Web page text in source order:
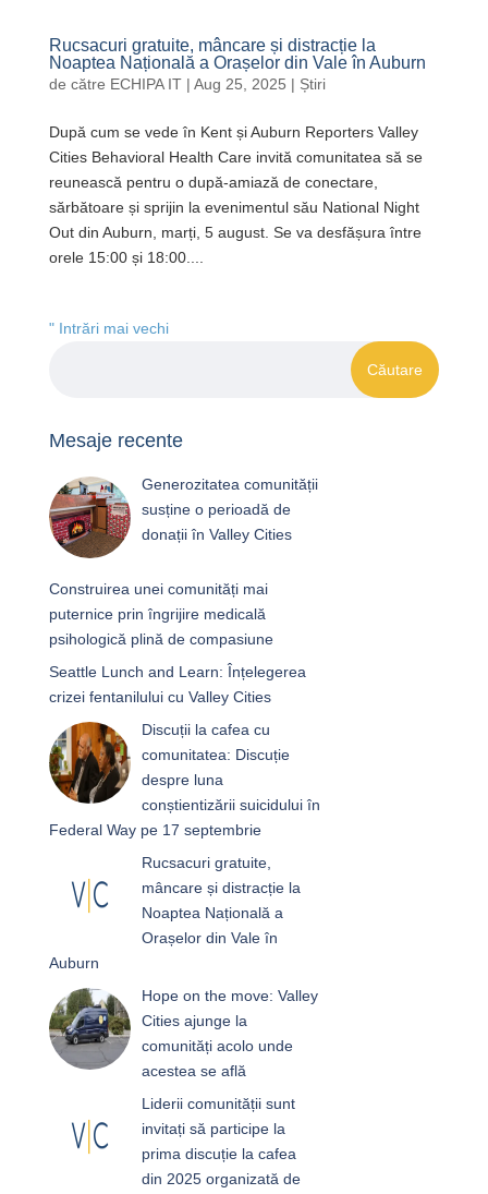
Rucsacuri gratuite, mâncare și distracție la
Noaptea Națională a Orașelor din Vale în Auburn
de către ECHIPA IT| Aug 25, 2025 | Știri
După cum se vede în Kent și Auburn Reporters Valley
Cities Behavioral Health Care invită comunitatea să se
reunească pentru o după-amiază de conectare,
sărbătoare și sprijin la evenimentul său National Night
Out din Auburn, marți, 5 august. Se va desfășura între
orele 15:00 și 18:00....
" Intrări mai vechi
Mesaje recente
Generozitatea comunității
susține o perioadă de
donații în Valley Cities
Construirea unei comunități mai
puternice prin îngrijire medicală
psihologică plină de compasiune
Seattle Lunch and Learn: Înțelegerea
crizei fentanilului cu Valley Cities
Discuții la cafea cu
comunitatea: Discuție
despre luna
conștientizării suicidului în
Federal Way pe 17 septembrie
Rucsacuri gratuite,
mâncare și distracție la
Noaptea Națională a
Orașelor din Vale în
Auburn
Hope on the move: Valley
Cities ajunge la
comunități acolo unde
acestea se află
Liderii comunității sunt
invitați să participe la
prima discuție la cafea
din 2025 organizată de